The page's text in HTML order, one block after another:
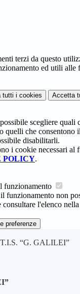
terzi da questo
ed utili alle
tutti i cookies Accetta
scegliere quali
quelli che consentono
disabilitarli.
i cookie necessari al
POLICY.
funzionamento
funzionamento non
l'elenco
preferenze
“G. GALILEI”